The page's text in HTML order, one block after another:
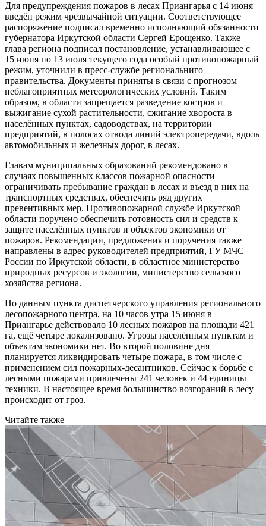
Для предупреждения пожаров в лесах Приангарья с 14 июня
введён режим чрезвычайной ситуации. Соответствующее
распоряжение подписал временно исполняющий обязанности
губернатора Иркутской области Сергей Ерощенко. Также
глава региона подписал постановление, устанавливающее с
15 июня по 13 июля текущего года особый противопожарный
режим, уточнили в пресс-службе региональниго
правительства. Документы приняты в связи с прогнозом
неблагоприятных метеорологических условий. Таким
образом, в области запрещается разведение костров и
выжигание сухой растительности, сжигание хвороста в
населённых пунктах, садоводствах, на территории
предприятий, в полосах отвода линий электропередачи, вдоль
автомобильных и железных дорог, в лесах.
Главам муниципальных образований рекомендовано в
случаях повышенных классов пожарной опасности
ограничивать пребывание граждан в лесах и въезд в них на
транспортных средствах, обеспечить ряд других
превентивных мер. Противопожарной службе Иркутской
области поручено обеспечить готовность сил и средств к
защите населённых пунктов и объектов экономики от
пожаров. Рекомендации, предложения и поручения также
направлены в адрес руководителей предприятий, ГУ МЧС
России по Иркутской области, в областное министерство
природных ресурсов и экологии, министерство сельского
хозяйства региона.
По данным пункта диспетчерского управления регионального
лесопожарного центра, на 10 часов утра 15 июня в
Приангарье действовало 10 лесных пожаров на площади 421
га, ещё четыре локализовано. Угрозы населённым пунктам и
объектам экономики нет. Во второй половине дня
планируется ликвидировать четыре пожара, в том числе с
применением сил пожарных-десантников. Сейчас к борьбе с
лесными пожарами привлечены 241 человек и 44 единицы
техники. В настоящее время большинство возгораний в лесу
происходит от гроз.
Читайте также